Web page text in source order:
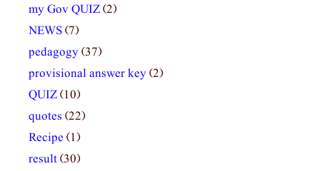
my Gov QUIZ(2)
NEWS(7)
pedagogy(37)
provisional answer key(2)
QUIZ(10)
quotes (22)
Recipe (1)
result(30)